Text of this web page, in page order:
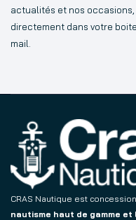
actualités et nos occasions,
directement dans votre boite
mail.
CRAS Nautique est
nautisme haut de gamme